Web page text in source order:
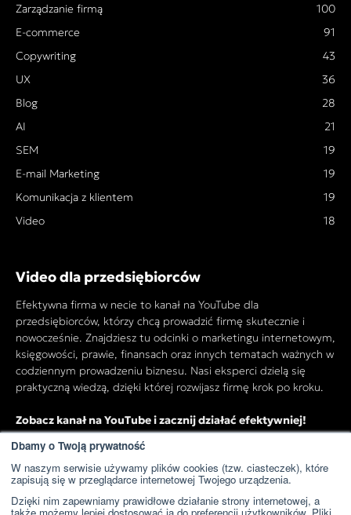
Dbamy o Twoją prywatność
W naszym serwisie używamy plików cookies (tzw. ciasteczek), które
zapisują się w przeglądarce internetowej Twojego urządzenia.
Dzięki nim zapewniamy prawidłowe działanie strony internetowej, a
Zarządzanie firmą
100
E-commerce
91
Copywriting
43
UX
36
Blog
28
AI
21
SEM
19
E-mail Marketing
19
Komunikacja z klientem
19
Video
18
Video dla przedsiębiorców
Efektywna firma w necie to kanał na YouTube dla
przedsiębiorców, którzy chcą prowadzić firmę skutecznie i
nowocześnie. Znajdziesz tu odcinki o marketingu internetowym,
księgowości, prawie, finansach oraz innych tematach ważnych w
codziennym prowadzeniu biznesu. Nasi eksperci dzielą się
praktyczną wiedzą, dzięki której rozwijasz firmę krok po kroku.
Zobacz kanał na YouTube i zacznij działać efektywniej!
Przejdź do kanału YouTube